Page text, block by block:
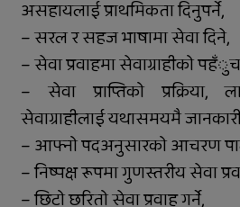
असहायलाई प्राथमिकता दिनुपर्ने,
– सरल र सहज भाषामा सेवा दिने,
– सेवा प्रवाहमा सेवाग्राहीको
– सेवा प्राप्तिको प्रक्रिया,
सेवाग्राहीलाई यथासमयमै
– आफ्नो पदअनुसारको आचरण
– निष्पक्ष रूपमा गुणस्तरीय सेवा
– छिटो छरितो सेवा प्रवाह गर्ने,